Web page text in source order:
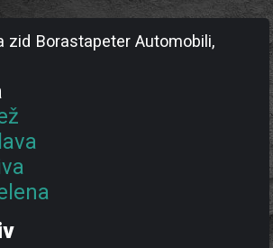
zid Borastapeter Automobili,